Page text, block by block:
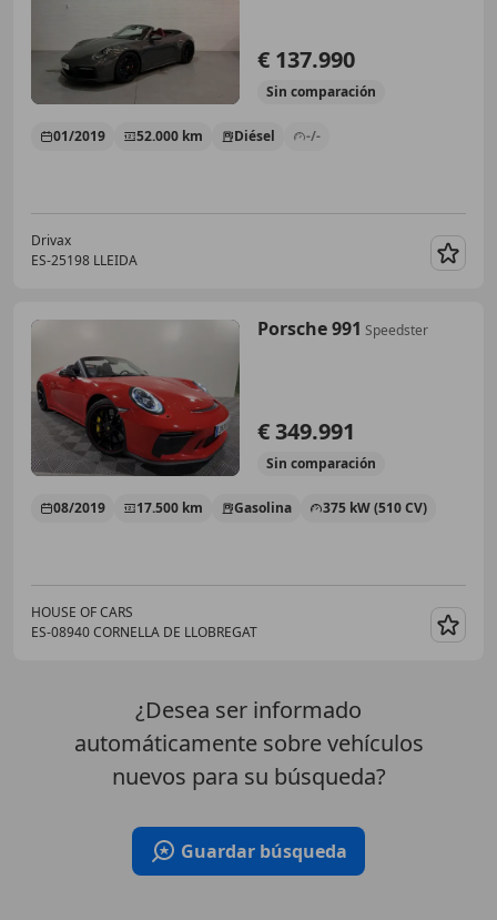
€ 137.990
Sin comparación
01/2019 52.000 km Diésel -/-
Drivax
ES-25198 LLEIDA
Porsche 991 Speedster
€ 349.991
Sin comparación
08/2019 17.500 km Gasolina 375 kW (510 CV)
HOUSE OF CARS
ES-08940 CORNELLA DE LLOBREGAT
¿Desea ser informado
automáticamente sobre vehículos
nuevos para su búsqueda?
Guardar búsqueda